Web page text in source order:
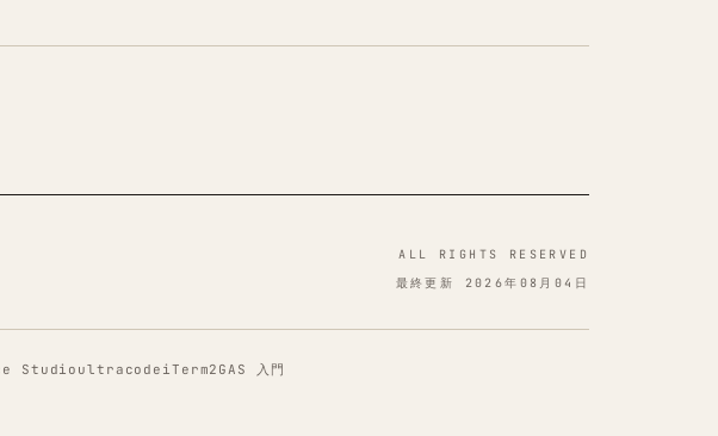
ALL RIGHTS RESERVED
最終更新 2026年08月04日
Studio ultracode iTerm2 GAS 入門